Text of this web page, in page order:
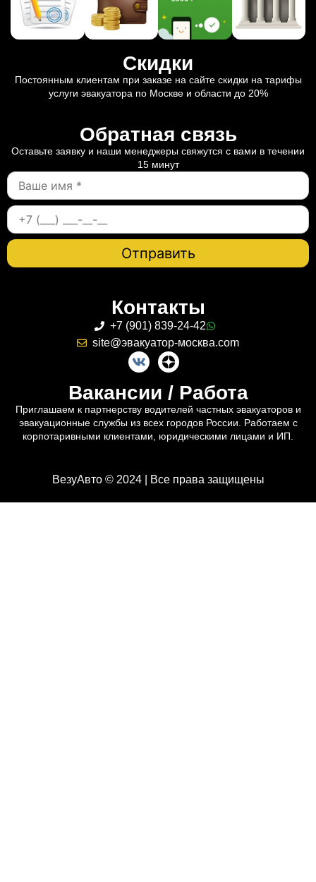
Скидки
Постоянным клиентам при заказе на сайте скидки на тарифы
услуги эвакуатора по Москве и области до 20%
Обратная связь
Оставьте заявку и наши менеджеры свяжутся с вами в течении
15 минут
Контакты
+7 (901) 839-24-42
site@эвакуатор-москва.com
Вакансии / Работа
Приглашаем к партнерству водителей частных эвакуаторов и
эвакуационные службы из всех городов России. Работаем с
корпотаривными клиентами, юридическими лицами и ИП.
ВезуАвто © 2024 | Все права защищены